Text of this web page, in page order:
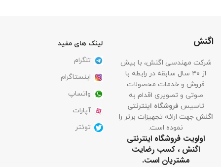
اگنش
شرکت مهندسی اگنش، با بیش
از ۴۰ سال سابقه در رابطه با
فروش و خدمات محصولات
صوتی و تصویری اقدام به
تاسیس فروشگاه اینترنتی
اگنش جهت ارائه تجهیزات برتر را
نموده است.
اولویت فروشگاه اینترنتی
اگنش ، کسب رضایت
مشتریان است.
لینک های مفید
تلگرام
اینستاگرام
واتساپ
آپارات
توئتر